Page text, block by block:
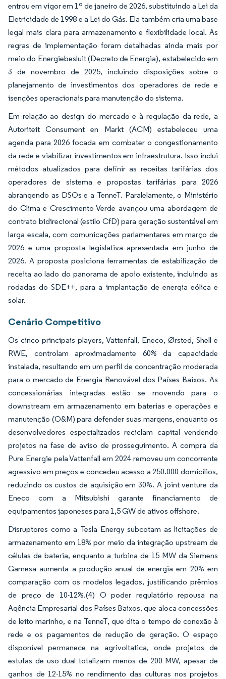
entrou em vigor em 1º de janeiro de 2026, substituindo a Lei da
Eletricidade de 1998 e a Lei do Gás. Ela também cria uma base
legal mais clara para armazenamento e flexibilidade local. As
regras de implementação foram detalhadas ainda mais por
meio do Energiebesluit (Decreto de Energia), estabelecido em
3 de novembro de 2025, incluindo disposições sobre o
planejamento de investimentos dos operadores de rede e
isenções operacionais para manutenção do sistema.
Em relação ao design do mercado e à regulação da rede, a
Autoriteit Consument en Markt (ACM) estabeleceu uma
agenda para 2026 focada em combater o congestionamento
da rede e viabilizar investimentos em infraestrutura. Isso inclui
métodos atualizados para definir as receitas tarifárias dos
operadores de sistema e propostas tarifárias para 2026
abrangendo as DSOs e a TenneT. Paralelamente, o Ministério
do Clima e Crescimento Verde avançou uma abordagem de
contrato bidirecional (estilo CfD) para geração sustentável em
larga escala, com comunicações parlamentares em março de
2026 e uma proposta legislativa apresentada em junho de
2026. A proposta posiciona ferramentas de estabilização de
receita ao lado do panorama de apoio existente, incluindo as
rodadas do SDE++, para a implantação de energia eólica e
solar.
Cenário Competitivo
Os cinco principais players, Vattenfall, Eneco, Ørsted, Shell e
RWE, controlam aproximadamente 60% da capacidade
instalada, resultando em um perfil de concentração moderada
para o mercado de Energia Renovável dos Países Baixos. As
concessionárias integradas estão se movendo para o
downstream em armazenamento em baterias e operações e
manutenção (O&M) para defender suas margens, enquanto os
desenvolvedores especializados reciclam capital vendendo
projetos na fase de aviso de prosseguimento. A compra da
Pure Energie pela Vattenfall em 2024 removeu um concorrente
agressivo em preços e concedeu acesso a 250.000 domicílios,
reduzindo os custos de aquisição em 30%. A joint venture da
Eneco com a Mitsubishi garante financiamento de
equipamentos japoneses para 1,5 GW de ativos offshore.
Disruptores como a Tesla Energy subcotam as licitações de
armazenamento em 18% por meio da integração upstream de
células de bateria, enquanto a turbina de 15 MW da Siemens
Gamesa aumenta a produção anual de energia em 20% em
comparação com os modelos legados, justificando prêmios
de preço de 10-12%.(4) O poder regulatório repousa na
Agência Empresarial dos Países Baixos, que aloca concessões
de leito marinho, e na TenneT, que dita o tempo de conexão à
rede e os pagamentos de redução de geração. O espaço
disponível permanece na agrivoltatica, onde projetos de
estufas de uso dual totalizam menos de 200 MW, apesar de
ganhos de 12-15% no rendimento das culturas nos projetos